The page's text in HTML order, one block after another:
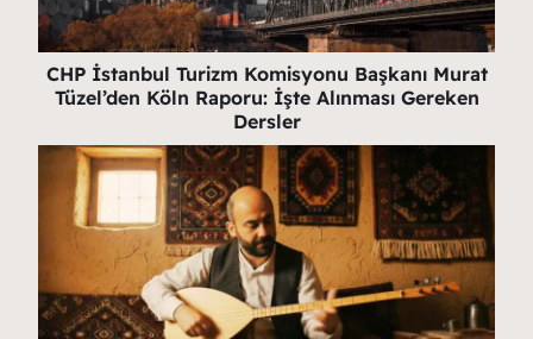
CHP İstanbul Turizm Komisyonu Başkanı Murat
Tüzel’den Köln Raporu: İşte Alınması Gereken
Dersler